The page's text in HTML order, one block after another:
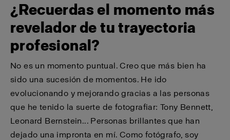
¿Recuerdas el momento más
revelador de tu trayectoria
profesional?
No es un momento puntual. Creo que más bien ha
sido una sucesión de momentos. He ido
evolucionando y mejorando gracias a las personas
que he tenido la suerte de fotografiar: Tony Bennett,
Leonard Bernstein... Personas brillantes que han
dejado una impronta en mí. Como fotógrafo, soy